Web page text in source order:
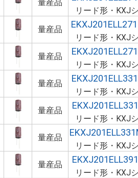
量産品
リード形・KXJ
量産品
リード形・KXJ
量産品
リード形・KXJ
量産品
リード形・KXJ
量産品
リード形・KXJ
量産品
リード形・KXJ
量産品
リード形・KXJ